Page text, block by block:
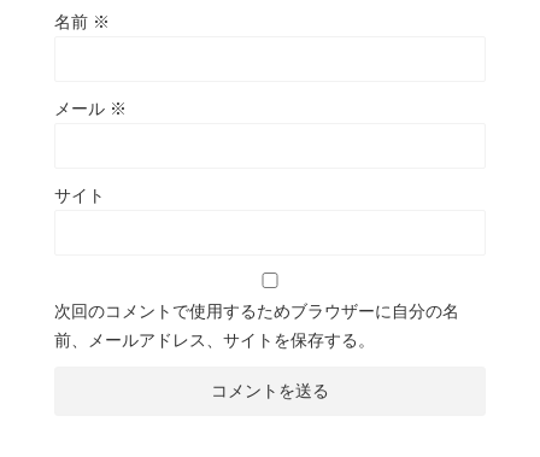
名前 ※
メール ※
サイト
次回のコメントで使用するためブラウザーに自分の名
前、メールアドレス、サイトを保存する。